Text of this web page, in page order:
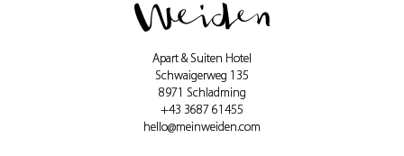
Apart & Suiten Hotel
Schwaigerweg 135
8971 Schladming
+43 3687 61455
hello@meinweiden.com